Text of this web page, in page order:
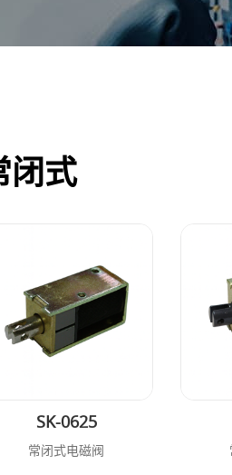
闭式
SK-0625
常闭式电磁阀